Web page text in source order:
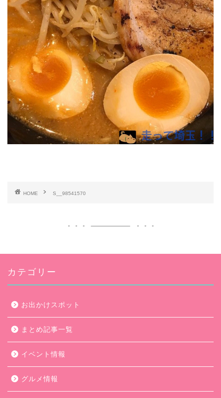
HOME S__98541570
カテゴリー
お出かけスポット
まとめ記事一覧
イベント情報
グルメ情報